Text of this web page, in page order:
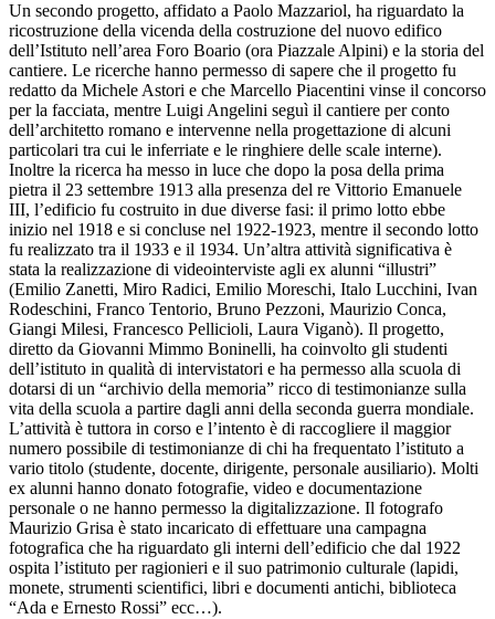
Un secondo progetto, affidato a Paolo Mazzariol, ha riguardato la
ricostruzione della vicenda della costruzione del nuovo edifico
dell’Istituto nell’area Foro Boario (ora Piazzale Alpini) e la storia del
cantiere. Le ricerche hanno permesso di sapere che il progetto fu
redatto da Michele Astori e che Marcello Piacentini vinse il concorso
per la facciata, mentre Luigi Angelini seguì il cantiere per conto
dell’architetto romano e intervenne nella progettazione di alcuni
particolari tra cui le inferriate e le ringhiere delle scale interne).
Inoltre la ricerca ha messo in luce che dopo la posa della prima
pietra il 23 settembre 1913 alla presenza del re Vittorio Emanuele
III, l’edificio fu costruito in due diverse fasi: il primo lotto ebbe
inizio nel 1918 e si concluse nel 1922-1923, mentre il secondo lotto
fu realizzato tra il 1933 e il 1934. Un’altra attività significativa è
stata la realizzazione di videointerviste agli ex alunni “illustri”
(Emilio Zanetti, Miro Radici, Emilio Moreschi, Italo Lucchini, Ivan
Rodeschini, Franco Tentorio, Bruno Pezzoni, Maurizio Conca,
Giangi Milesi, Francesco Pellicioli, Laura Viganò). Il progetto,
diretto da Giovanni Mimmo Boninelli, ha coinvolto gli studenti
dell’istituto in qualità di intervistatori e ha permesso alla scuola di
dotarsi di un “archivio della memoria” ricco di testimonianze sulla
vita della scuola a partire dagli anni della seconda guerra mondiale.
L’attività è tuttora in corso e l’intento è di raccogliere il maggior
numero possibile di testimonianze di chi ha frequentato l’istituto a
vario titolo (studente, docente, dirigente, personale ausiliario). Molti
ex alunni hanno donato fotografie, video e documentazione
personale o ne hanno permesso la digitalizzazione. Il fotografo
Maurizio Grisa è stato incaricato di effettuare una campagna
fotografica che ha riguardato gli interni dell’edificio che dal 1922
ospita l’istituto per ragionieri e il suo patrimonio culturale (lapidi,
monete, strumenti scientifici, libri e documenti antichi, biblioteca
“Ada e Ernesto Rossi” ecc…).